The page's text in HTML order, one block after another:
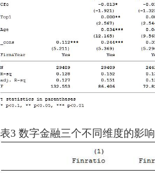
表3 数字金融三个不同维度的影响